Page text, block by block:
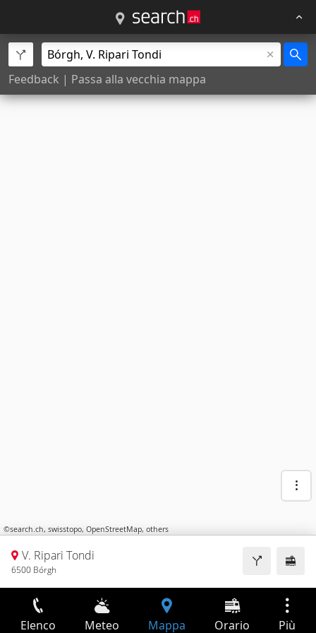
Feedback | Passa alla vecchia mappa
©search.ch, swisstopo, OpenStreetMap, others
V. Ripari Tondi
6500 Bórgh
Elenco Meteo Mappa Orario Più